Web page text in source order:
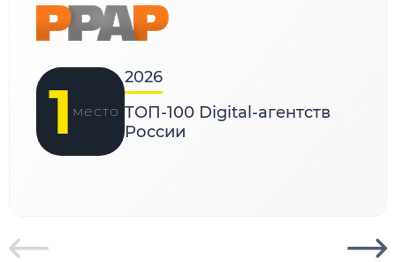
1 место
2026
ТОП-100 Digital-агентств
России